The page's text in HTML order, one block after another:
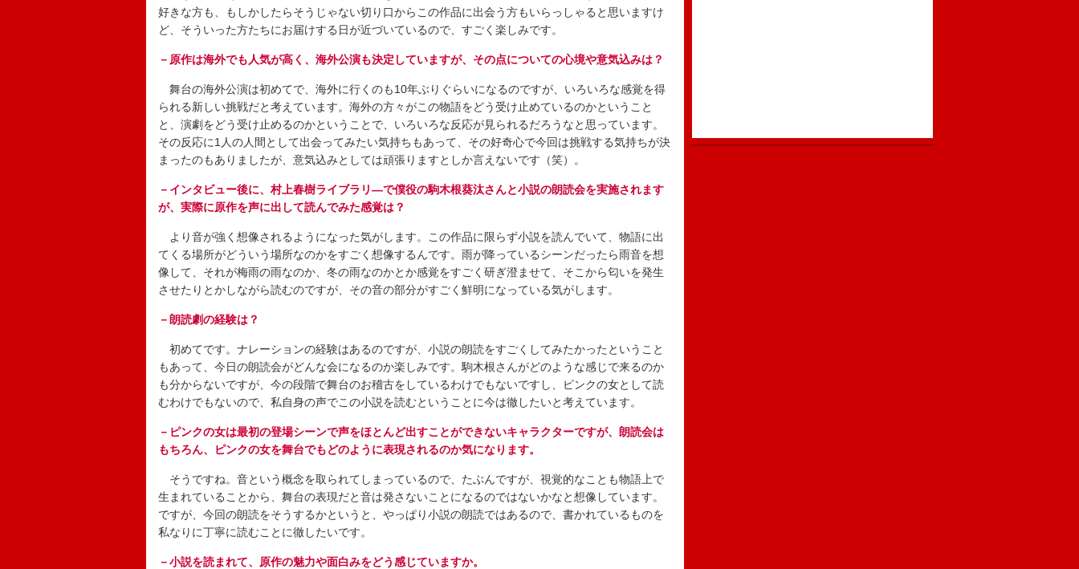
好きな方も、もしかしたらそうじゃない切り口からこの作品に出会う方もいらっしゃると思いますけ
ど、そういった方たちにお届けする日が近づいているので、すごく楽しみです。
－原作は海外でも人気が高く、海外公演も決定していますが、その点についての心境や意気込みは？
舞台の海外公演は初めてで、海外に行くのも10年ぶりぐらいになるのですが、いろいろな感覚を得
られる新しい挑戦だと考えています。海外の方々がこの物語をどう受け止めているのかということ
と、演劇をどう受け止めるのかということで、いろいろな反応が見られるだろうなと思っています。
その反応に1人の人間として出会ってみたい気持ちもあって、その好奇心で今回は挑戦する気持ちが決
まったのもありましたが、意気込みとしては頑張りますとしか言えないです（笑）。
－インタビュー後に、村上春樹ライブラリ―で僕役の駒木根葵汰さんと小説の朗読会を実施されます
が、実際に原作を声に出して読んでみた感覚は？
より音が強く想像されるようになった気がします。この作品に限らず小説を読んでいて、物語に出
てくる場所がどういう場所なのかをすごく想像するんです。雨が降っているシーンだったら雨音を想
像して、それが梅雨の雨なのか、冬の雨なのかとか感覚をすごく研ぎ澄ませて、そこから匂いを発生
させたりとかしながら読むのですが、その音の部分がすごく鮮明になっている気がします。
－朗読劇の経験は？
初めてです。ナレーションの経験はあるのですが、小説の朗読をすごくしてみたかったということ
もあって、今日の朗読会がどんな会になるのか楽しみです。駒木根さんがどのような感じで来るのか
も分からないですが、今の段階で舞台のお稽古をしているわけでもないですし、ピンクの女として読
むわけでもないので、私自身の声でこの小説を読むということに今は徹したいと考えています。
－ピンクの女は最初の登場シーンで声をほとんど出すことができないキャラクターですが、朗読会は
もちろん、ピンクの女を舞台でもどのように表現されるのか気になります。
そうですね。音という概念を取られてしまっているので、たぶんですが、視覚的なことも物語上で
生まれていることから、舞台の表現だと音は発さないことになるのではないかなと想像しています。
ですが、今回の朗読をそうするかというと、やっぱり小説の朗読ではあるので、書かれているものを
私なりに丁寧に読むことに徹したいです。
－小説を読まれて、原作の魅力や面白みをどう感じていますか。